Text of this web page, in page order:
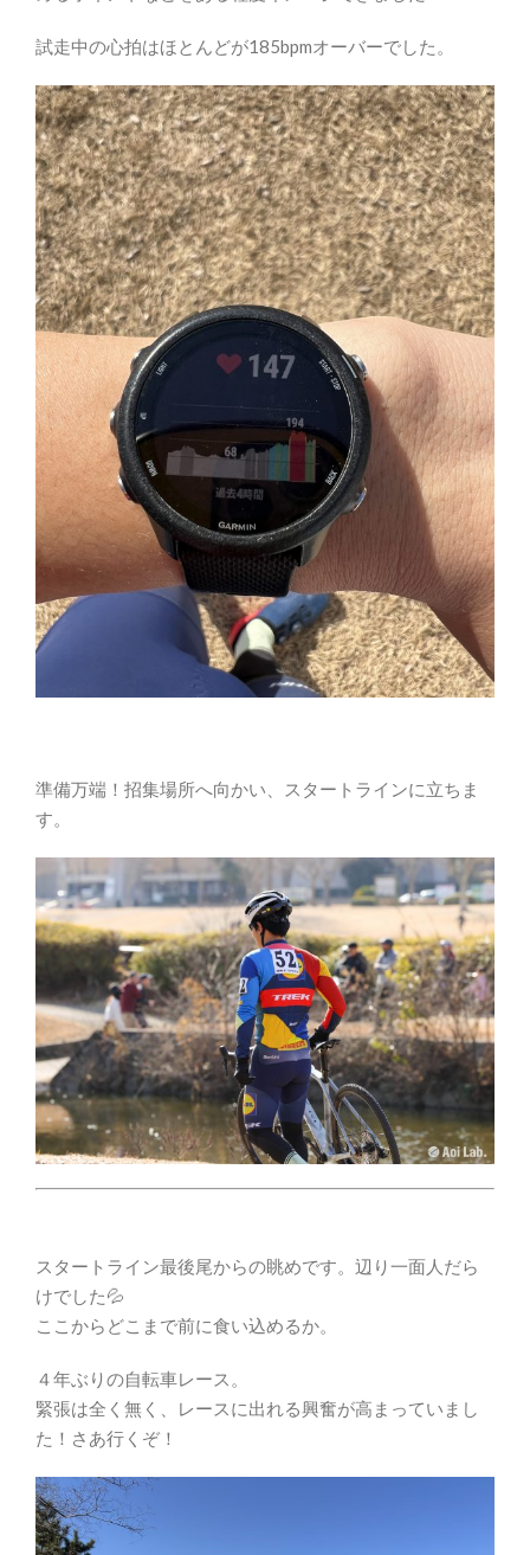
試走中の心拍はほとんどが185bpmオーバーでした。
準備万端！招集場所へ向かい、スタートラインに立ちま
す。
スタートライン最後尾からの眺めです。辺り一面人だら
けでした💦
ここからどこまで前に食い込めるか。
４年ぶりの自転車レース。
緊張は全く無く、レースに出れる興奮が高まっていまし
た！さあ行くぞ！